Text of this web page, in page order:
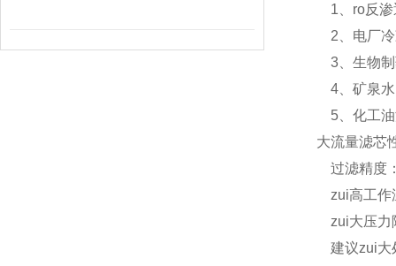
1、ro反渗
2、电厂冷
3、生物制
4、矿泉水
5、化工油
大流量滤芯
过滤精度
zui高工作
zui大压力
建议zui大